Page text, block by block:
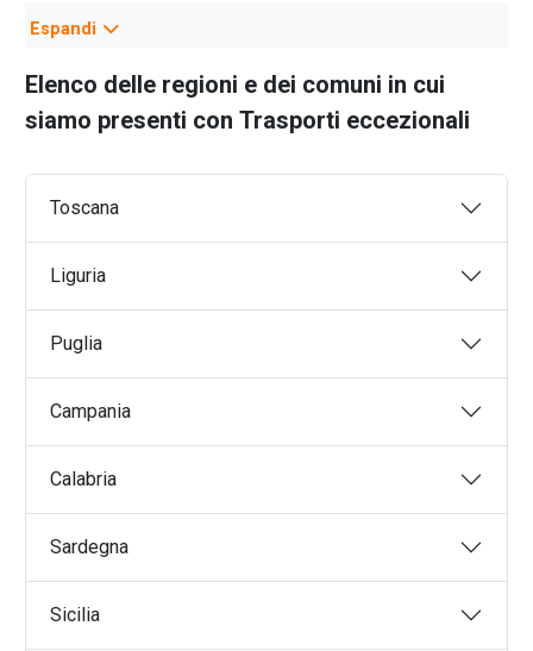
Trasporto bestiame
Trasporti centinati
Trasporti alimentari
Trasporti ferroviari
Logistica magazzino
Trasporti celle frigo
Trasporto yacht
Movimentazioni Industriali
Logistica integrata
Ortisei
Espandi
Elenco delle regioni e dei comuni in cui
siamo presenti con Trasporti eccezionali
Toscana
Liguria
Puglia
Campania
Calabria
Sardegna
Sicilia